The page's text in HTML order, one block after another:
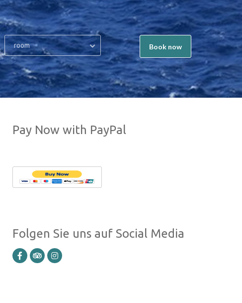
room Book now
Pay Now with PayPal
Folgen Sie uns auf Social Media